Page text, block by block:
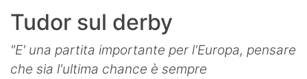
Tudor sul derby
"E' una partita importante per l'Europa, pensare
che sia l'ultima chance è sempre